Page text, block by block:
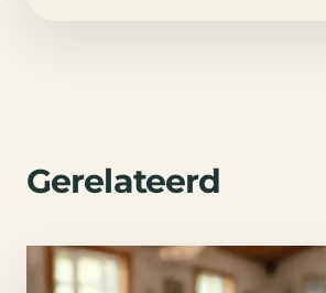
Gerelateerd